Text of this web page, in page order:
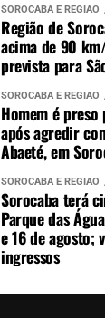
SOROCABA E REGIÃO
Região de
acima de 90
prevista para
SOROCABA E REGIÃO
Homem é
após agredir
Abaeté, em
SOROCABA E REGIÃO
Sorocaba terá
Parque das
e 16 de agosto;
ingressos